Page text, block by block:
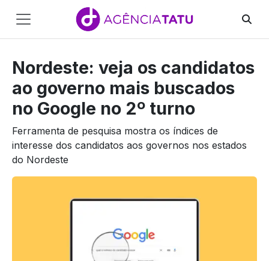
Pular para o conteúdo
Main
Navigation
Nordeste: veja os candidatos
ao governo mais buscados
no Google no 2º turno
Ferramenta de pesquisa mostra os índices de
interesse dos candidatos aos governos nos estados
do Nordeste